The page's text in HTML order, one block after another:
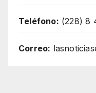
Teléfono: (228) 8
Correo: